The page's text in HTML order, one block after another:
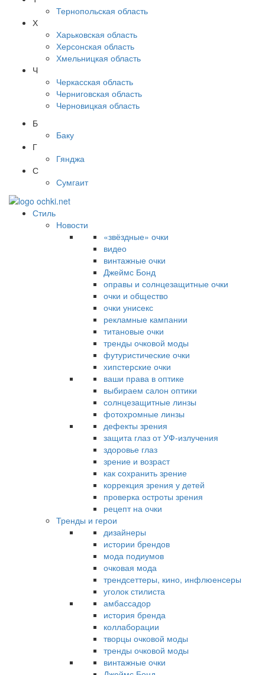
Тернопольская область
Х
Харьковская область
Херсонская область
Хмельницкая область
Ч
Черкасская область
Черниговская область
Черновицкая область
Б
Баку
Г
Гянджа
С
Сумгаит
Стиль
Новости
«звёздные» очки
видео
винтажные очки
Джеймс Бонд
оправы и солнцезащитные очки
очки и общество
очки унисекс
рекламные кампании
титановые очки
тренды очковой моды
футуристические очки
хипстерские очки
ваши права в оптике
выбираем салон оптики
солнцезащитные линзы
фотохромные линзы
дефекты зрения
защита глаз от УФ-излучения
здоровье глаз
зрение и возраст
как сохранить зрение
коррекция зрения у детей
проверка остроты зрения
рецепт на очки
Тренды и герои
дизайнеры
истории брендов
мода подиумов
очковая мода
трендсеттеры, кино, инфлюенсеры
уголок стилиста
амбассадор
история бренда
коллаборации
творцы очковой моды
тренды очковой моды
винтажные очки